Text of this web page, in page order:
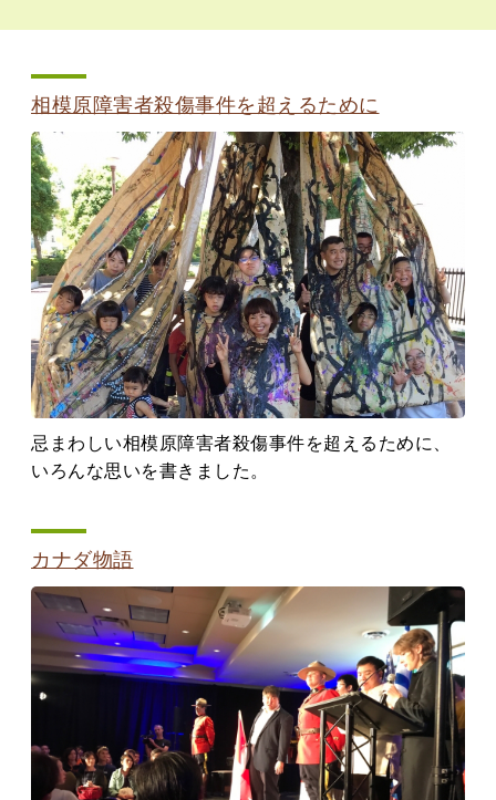
相模原障害者殺傷事件を超えるために
忌まわしい相模原障害者殺傷事件を超えるために、
いろんな思いを書きました。
カナダ物語